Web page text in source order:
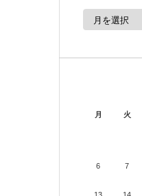
ア
月 火
6 7